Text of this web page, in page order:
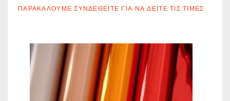
ΠΑΡΑΚΑΛΟΎΜΕ ΣΥΝΔΕΘΕΊΤΕ ΓΙΑ ΝΑ ΔΕΊΤΕ ΤΙΣ ΤΙΜΈΣ